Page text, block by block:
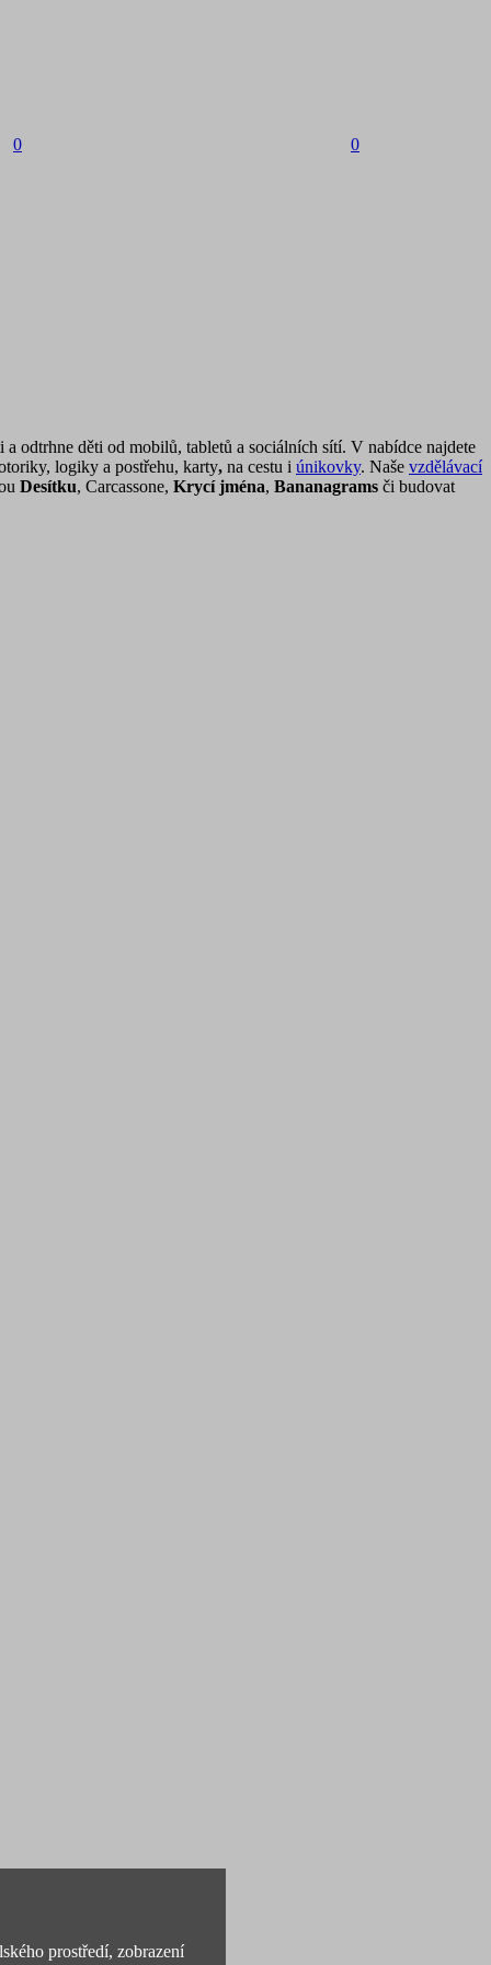
0 0
odtrhne děti od mobilů, tabletů a sociálních sítí. V nabídce najdete
logiky a postřehu, karty, na cestu i únikovky. Naše vzdělávací
Desítku, Carcassone, Krycí jména, Bananagrams či budovat
prostředí, zobrazení